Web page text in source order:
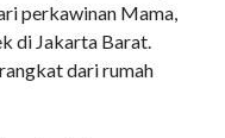
perkawinan Mama,
di Jakarta Barat.
dari rumah